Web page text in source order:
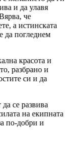
и да улавя
че
а истинската
да погледнем
красота и
разбрано и
си и да
се развива
на екипната
по-добри и